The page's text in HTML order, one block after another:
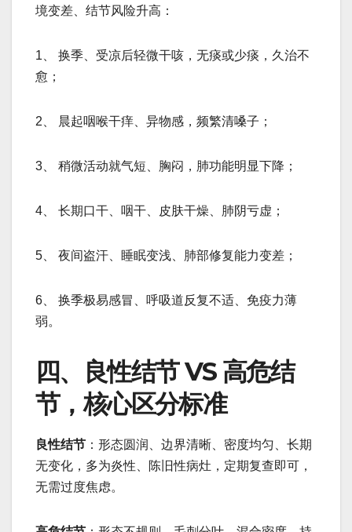
境变差、结节风险升高：
1、 换季、受凉后轻微干咳，无痰或少痰，久治不
愈；
2、 晨起咽喉干痒、异物感，频繁清嗓子；
3、 稍微活动就气短、胸闷，肺功能明显下降；
4、 长期口干、咽干、皮肤干燥、肺阴亏虚；
5、 夜间盗汗、睡眠变浅、肺部修复能力变差；
6、 换季极易感冒、呼吸道反复不适、免疫力薄
弱。
四、良性结节 VS 高危结
节，核心区分标准
良性结节 ：形态圆润、边界清晰、密度均匀、长期
无变化，多为炎性、陈旧性病灶，定期复查即可，
无需过度焦虑。